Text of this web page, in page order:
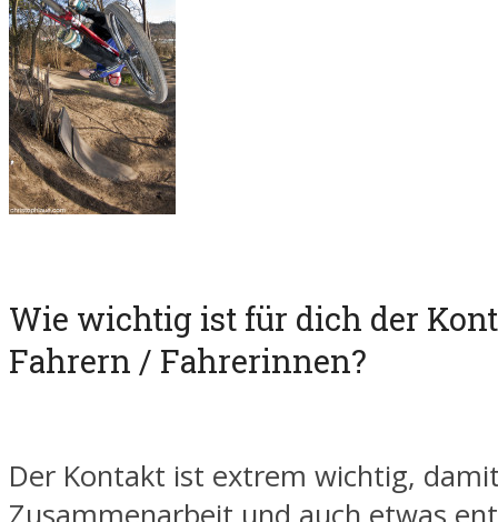
Wie wichtig ist für dich der
Fahrern / Fahrerinnen?
Der Kontakt ist extrem wichtig,